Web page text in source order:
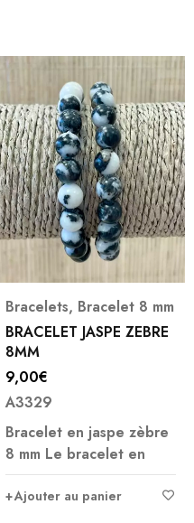
Bracelets, Bracelet 8 mm
BRACELET JASPE ZEBRE
8MM
9,00€
A3329
Bracelet en jaspe zèbre
8 mm Le bracelet en
Ajouter au panier